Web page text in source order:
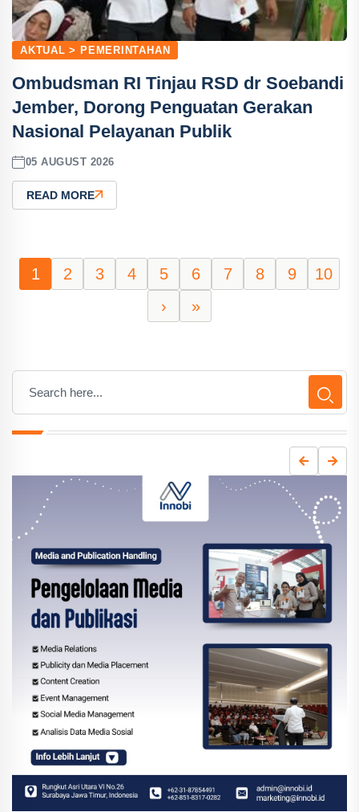
AKTUAL > PEMERINTAHAN
Ombudsman RI Tinjau RSD dr Soebandi
Jember, Dorong Penguatan Gerakan
Nasional Pelayanan Publik
05 AUGUST 2026
READ MORE
1 2 3 4 5 6 7 8 9
10
›
»